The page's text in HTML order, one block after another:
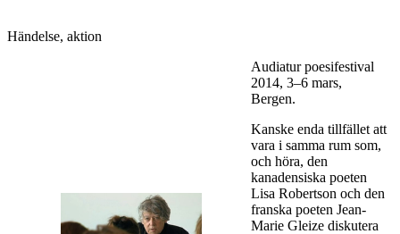
Händelse, aktion
Audiatur poesifestival
2014, 3–6 mars,
Bergen.
Kanske enda tillfället att
vara i samma rum som,
och höra, den
kanadensiska poeten
Lisa Robertson och den
franska poeten Jean-
Marie Gleize diskutera